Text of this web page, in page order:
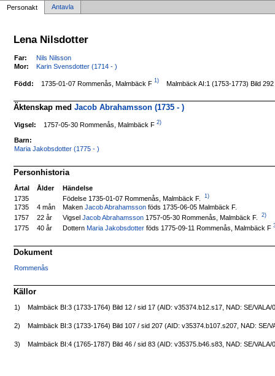
Personakt Antavla
Lena Nilsdotter
Far:
Nils Nilsson
Mor:
Karin Svensdotter (1714 - )
Född: 1735-01-07 Rommenås, Malmbäck F 1) Malmbäck AI:1 (1753-1773) Bild
Äktenskap medJacob Abrahamsson (1735 - )
Vigsel: 1757-05-30 Rommenås, Malmbäck F 2)
Barn:
Maria Jakobsdotter (1775 - )
Personhistoria
Årtal Ålder
Händelse
1735
Födelse 1735-01-07 Rommenås, Malmbäck F. 1)
1735 4 mån MakenJacob Abrahamsson föds 1735-06-05 Malmbäck F.
1757
22 år VigselJacob Abrahamsson 1757-05-30 Rommenås, Malmbäck F. 2)
1775 40 år DotternMaria Jakobsdotter föds 1775-09-11 Rommenås, Malmbäck F
Dokument
Rommenås
Källor
1) Malmbäck BI:3 (1733-1764) Bild 12 / sid 17 (AID: v35374.b12.s17, NAD: SE/VALA/
2) Malmbäck BI:3 (1733-1764) Bild 107 / sid 207 (AID: v35374.b107.s207, NAD: SE/
3) Malmbäck BI:4 (1765-1787) Bild 46 / sid 83 (AID: v35375.b46.s83, NAD: SE/VALA/